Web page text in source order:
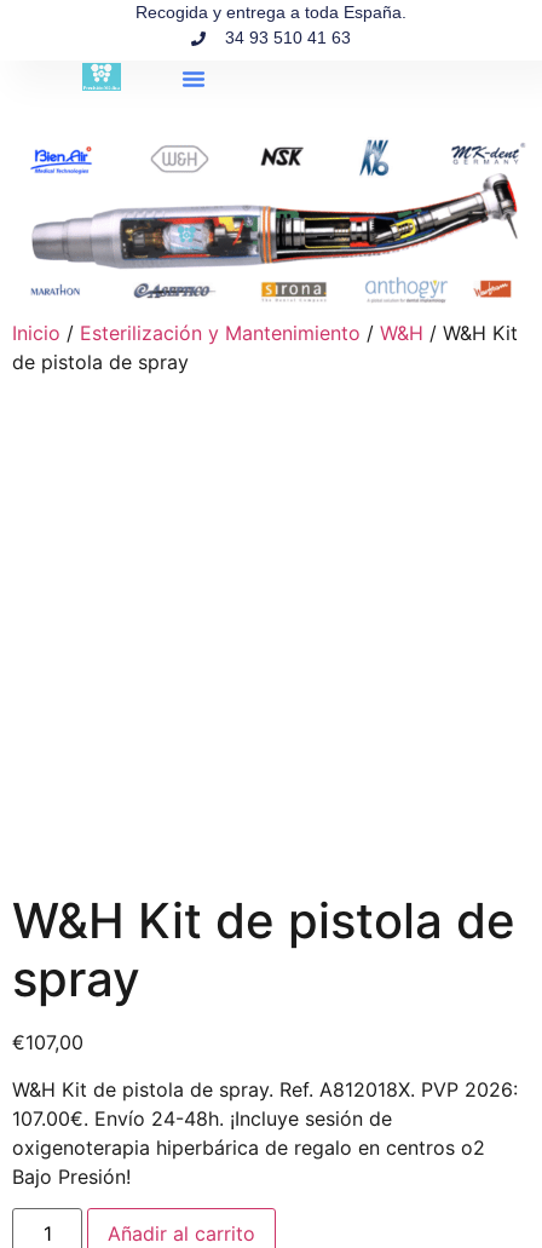
Recogida y entrega a toda España.
34 93 510 41 63
Inicio / Esterilización y Mantenimiento / W&H / W&H Kit
de pistola de spray
W&H Kit de pistola de
spray
€107,00
W&H Kit de pistola de spray. Ref. A812018X. PVP 2026:
107.00€. Envío 24-48h. ¡Incluye sesión de
oxigenoterapia hiperbárica de regalo en centros o2
Bajo Presión!
Añadir al carrito